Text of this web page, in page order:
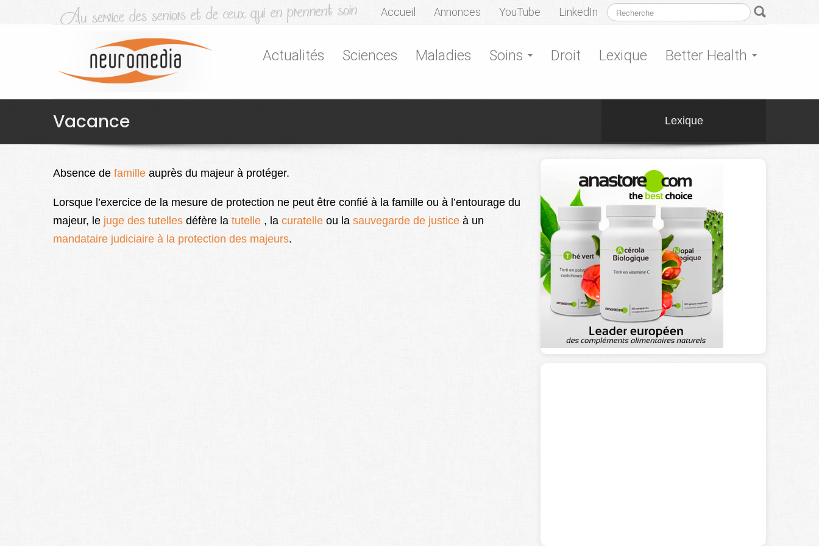
Accueil Annonces YouTube LinkedIn
Actualités Sciences Maladies Soins Droit Lexique Better Health
Vacance Lexique
Absence de famille auprès du majeur à protéger.
Lorsque l’exercice de la mesure de protection ne peut être confié à la famille ou à l’entourage du
majeur, le juge des tutelles défère la tutelle , la curatelle ou la sauvegarde de justice à un
mandataire judiciaire à la protection des majeurs.